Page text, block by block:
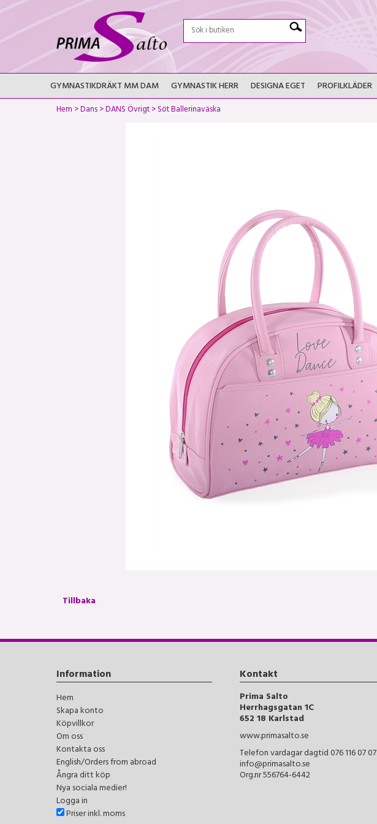
GYMNASTIKDRÄKT MM DAM GYMNASTIK HERR DESIGNA EGET PROFILKLÄDER
Hem >Dans>DANS Övrigt>Söt Ballerinaväska
Tillbaka
Information
Hem
Skapa konto
Köpvillkor
Om oss
Kontakta oss
English/Orders from abroad
Ångra ditt köp
Nya sociala medier!
Logga in
Priser inkl. moms
Kontakt
Prima Salto
Herrhagsgatan 1C
652 18 Karlstad
www.primasalto.se
Telefon vardagar dagtid 076 116 07 07
info@primasalto.se
Org.nr 556764-6442